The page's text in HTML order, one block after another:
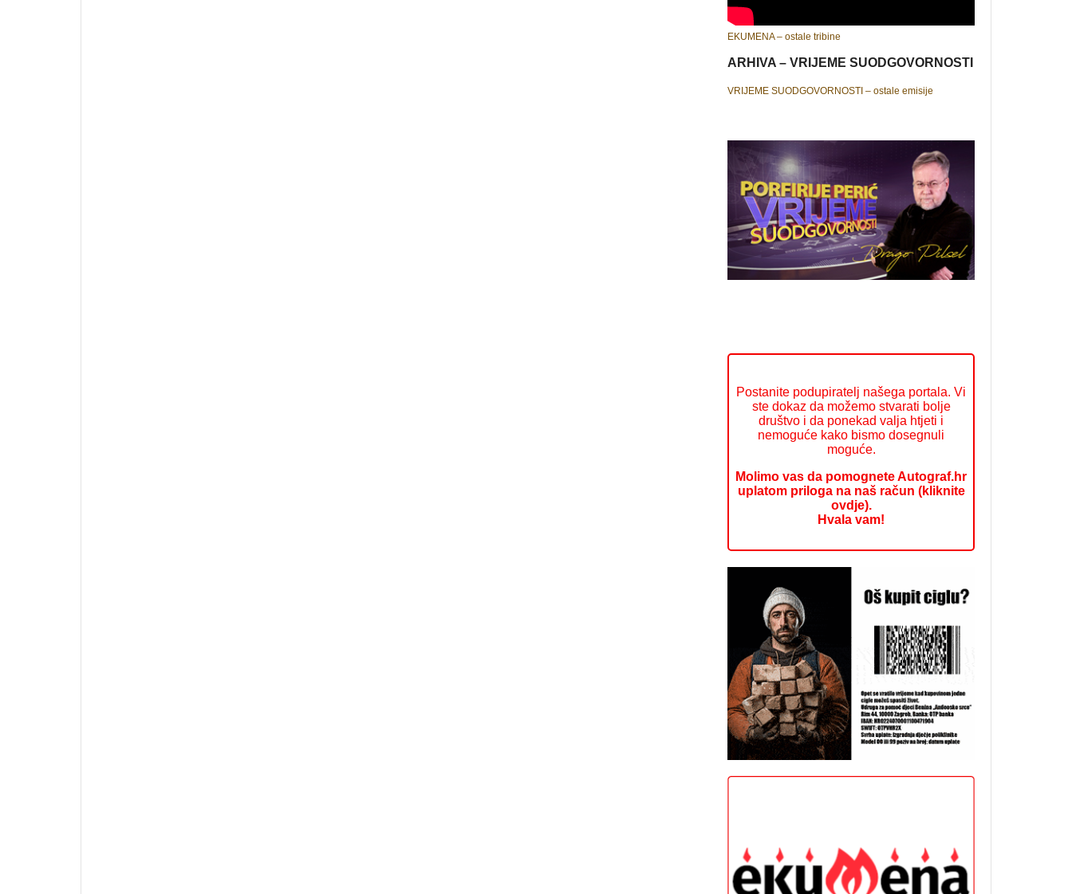
EKUMENA – ostale tribine
ARHIVA – VRIJEME SUODGOVORNOSTI
VRIJEME SUODGOVORNOSTI – ostale emisije
Postanite podupiratelj našega portala. Vi
ste dokaz da možemo stvarati bolje
društvo i da ponekad valja htjeti i
nemoguće kako bismo dosegnuli
moguće.
Molimo vas da pomognete Autograf.hr
uplatom priloga na naš račun (kliknite
ovdje).
Hvala vam!